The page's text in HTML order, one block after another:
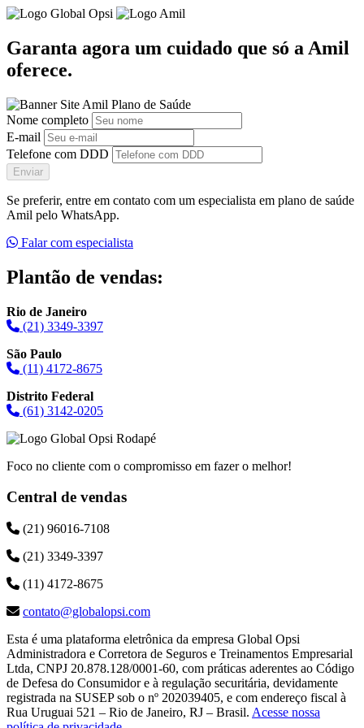
Garanta agora um cuidado que só a Amil
oferece.
Nome completo
E-mail
Telefone com DDD
Enviar
Se preferir, entre em contato com um especialista em plano de saúde
Amil pelo WhatsApp.
Falar com especialista
Plantão de vendas:
Rio de Janeiro
(21) 3349-3397
São Paulo
(11) 4172-8675
Distrito Federal
(61) 3142-0205
Foco no cliente com o compromisso em fazer o melhor!
Central de vendas
(21) 96016-7108
(21) 3349-3397
(11) 4172-8675
contato@globalopsi.com
Esta é uma plataforma eletrônica da empresa Global Opsi
Administradora e Corretora de Seguros e Treinamentos Empresarial
Ltda, CNPJ 20.878.128/0001-60, com práticas aderentes ao Código
de Defesa do Consumidor e à regulação securitária, devidamente
registrada na SUSEP sob o nº 202039405, e com endereço fiscal à
Rua Uruguai 521 – Rio de Janeiro, RJ – Brasil. Acesse nossa